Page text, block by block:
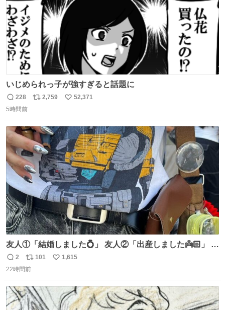
いじめられっ子が強すぎると話題に
返
信
228
リ
ト
数
2,759
い
数
52,371
5時間前
友人①「結婚しました💍」 友人②「出産しました👼🏻」 友
人③「マイホーム建てました🏡」 私「どハマりしたヴィズ
ラ家の末裔に心狂わされました」
返
信
2
リ
ポ
ト
数
101
い
1,615
22時間前